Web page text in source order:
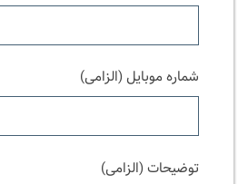
شماره موبایل (الزامی)
توضیحات (الزامی)